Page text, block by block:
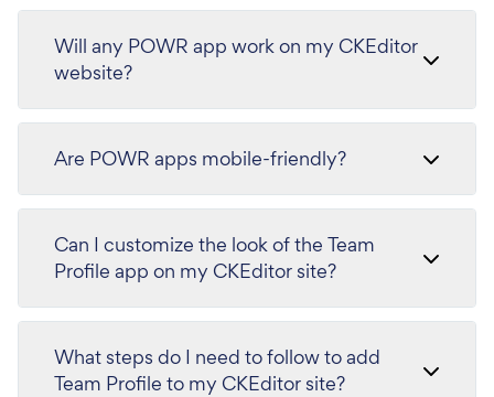
Will any POWR app work on my CKEditor
website?
Are POWR apps mobile-friendly?
Can I customize the look of the Team
Profile app on my CKEditor site?
What steps do I need to follow to add
Team Profile to my CKEditor site?